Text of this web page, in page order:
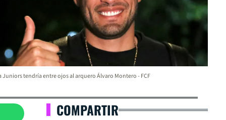
Juniors tendría entre ojos al arquero Álvaro Montero - FCF
COMPARTIR